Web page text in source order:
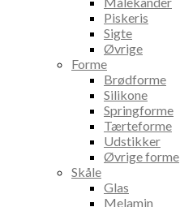
Piskeris
Sigte
Øvrige
Forme
Brødforme
Silikone
Springforme
Tærteforme
Udstikker
Øvrige forme
Skåle
Glas
Melamin